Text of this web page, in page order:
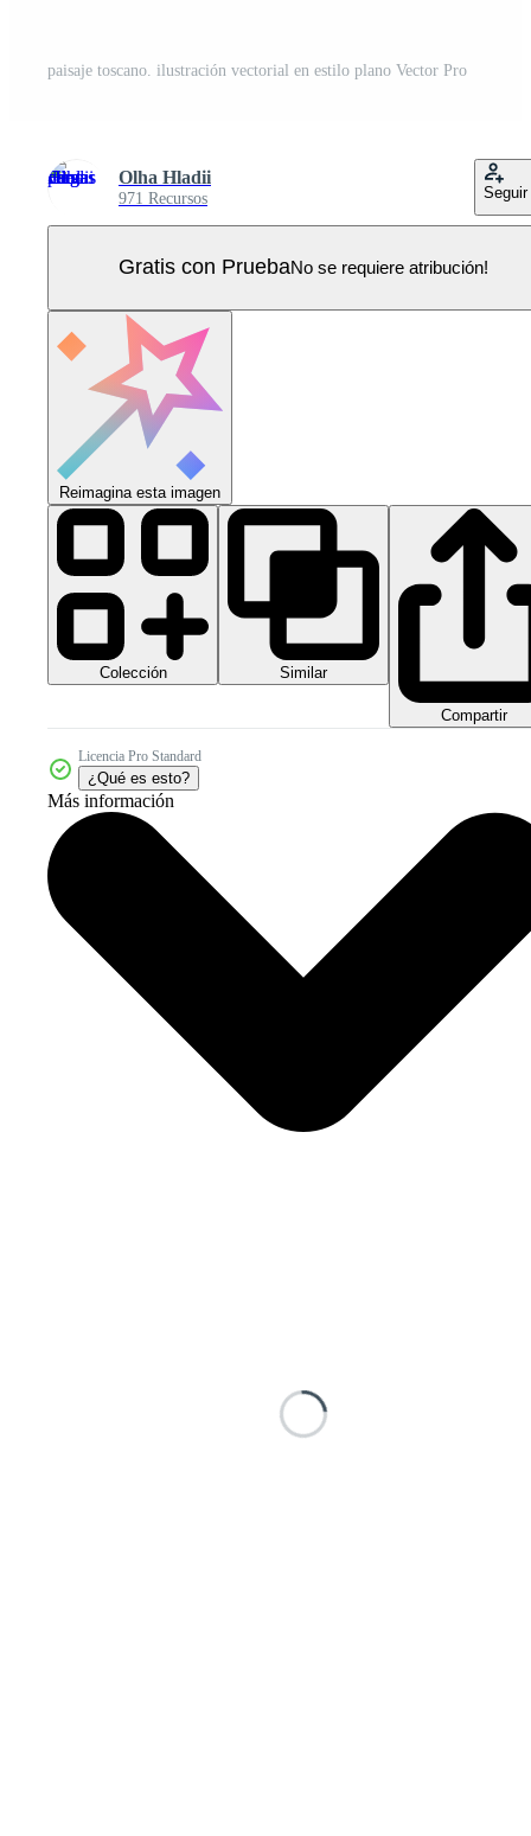
paisaje toscano. ilustración vectorial en estilo plano Vector Pro
Olha Hladii
971 Recursos Seguir
Gratis con PruebaNo se requiere atribución!
Reimagina esta imagen
Colección Similar
Compartir
Licencia Pro Standard
¿Qué es esto?
Más información